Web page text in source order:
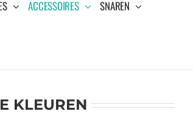
ACCESSOIRES SNAREN
KLEUREN